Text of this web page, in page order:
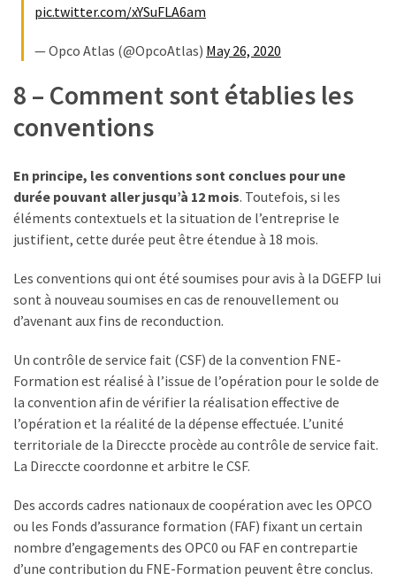
pic.twitter.com/xYSuFLA6am
— Opco Atlas (@OpcoAtlas) May 26, 2020
8 – Comment sont établies les
conventions
En principe, les conventions sont conclues pour une
durée pouvant aller jusqu’à 12 mois. Toutefois, si les
éléments contextuels et la situation de l’entreprise le
justifient, cette durée peut être étendue à 18 mois.
Les conventions qui ont été soumises pour avis à la DGEFP lui
sont à nouveau soumises en cas de renouvellement ou
d’avenant aux fins de reconduction.
Un contrôle de service fait (CSF) de la convention FNE-
Formation est réalisé à l’issue de l’opération pour le solde de
la convention afin de vérifier la réalisation effective de
l’opération et la réalité de la dépense effectuée. L’unité
territoriale de la Direccte procède au contrôle de service fait.
La Direccte coordonne et arbitre le CSF.
Des accords cadres nationaux de coopération avec les OPCO
ou les Fonds d’assurance formation (FAF) fixant un certain
nombre d’engagements des OPC0 ou FAF en contrepartie
d’une contribution du FNE-Formation peuvent être conclus.